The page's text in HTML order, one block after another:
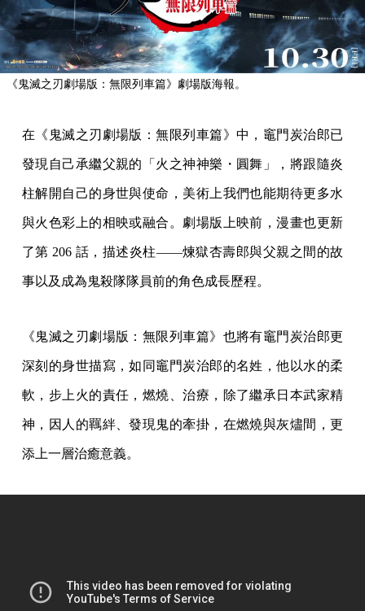
《鬼滅之刃劇場版：無限列車篇》劇場版海報。
在《鬼滅之刃劇場版：無限列車篇》中，竈門炭治郎已
發現自己承繼父親的「火之神神樂・圓舞」，將跟隨炎
柱解開自己的身世與使命，美術上我們也能期待更多水
與火色彩上的相映或融合。劇場版上映前，漫畫也更新
了第 206 話，描述炎柱——煉獄杏壽郎與父親之間的故
事以及成為鬼殺隊隊員前的角色成長歷程。
《鬼滅之刃劇場版：無限列車篇》也將有竈門炭治郎更
深刻的身世描寫，如同竈門炭治郎的名姓，他以水的柔
軟，步上火的責任，燃燒、治療，除了繼承日本武家精
神，因人的羈絆、發現鬼的牽掛，在燃燒與灰燼間，更
添上一層治癒意義。